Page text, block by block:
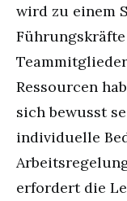
wird zu einem
Ressourcen
sich bewusst
individuelle
erfordert die